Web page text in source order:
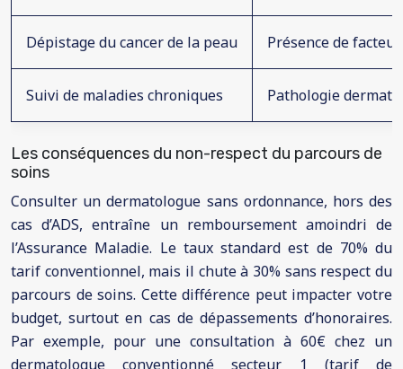
Dépistage du cancer de la peau Présence de
Suivi de maladies chroniques Pathologie
Les conséquences du non-respect du parcours de
soins
Consulter un dermatologue sans ordonnance, hors des
cas d’ADS, entraîne un remboursement amoindri de
l’Assurance Maladie. Le taux standard est de 70% du
tarif conventionnel, mais il chute à 30% sans respect du
parcours de soins. Cette différence peut impacter votre
budget, surtout en cas de dépassements d’honoraires.
Par exemple, pour une consultation à 60€ chez un
dermatologue conventionné secteur 1 (tarif de